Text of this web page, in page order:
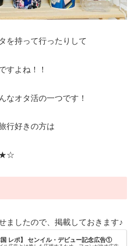
を持って行ったりして
すよね！！
なオタ活の一つです！
行好きの方は
★☆
ましたので、掲載しておきます♪
国 レポ】 センイル・デビュー記念広告①